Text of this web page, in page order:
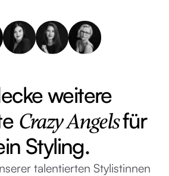
weitere
Crazy Angelsfür
Styling.
talentierten Stylistinnen